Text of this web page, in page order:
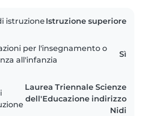
istruzione Istruzione superiore
per l'insegnamento o
all'infanzia
Sì
Laurea Triennale Scienze
dell'Educazione indirizzo
Nidi